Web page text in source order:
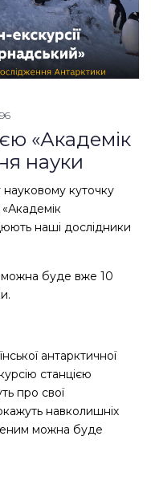
«Академік
науки
куточку
«Академік
наші дослідники
можна буде вже 10
антарктичної
станцією
про свої
навколишніх
можна буде